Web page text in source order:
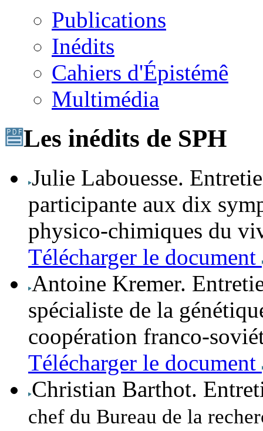
Publications
Inédits
Cahiers d'Épistémê
Multimédia
Les inédits de SPH
Julie Labouesse.
participante aux dix
physico-chimiques du
Télécharger le document
Antoine Kremer.
spécialiste de la
coopération franco-
Télécharger le document
Christian Barthot.
chef du Bureau de la